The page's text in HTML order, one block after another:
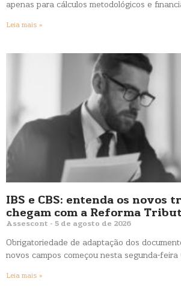
apenas para cálculos metodológicos e
Leia mais »
IBS e CBS: entenda os novos
chegam com a Reforma
Assescont 5 de agosto de 2026
Obrigatoriedade de adaptação dos
novos campos começou nesta segunda-
Leia mais »